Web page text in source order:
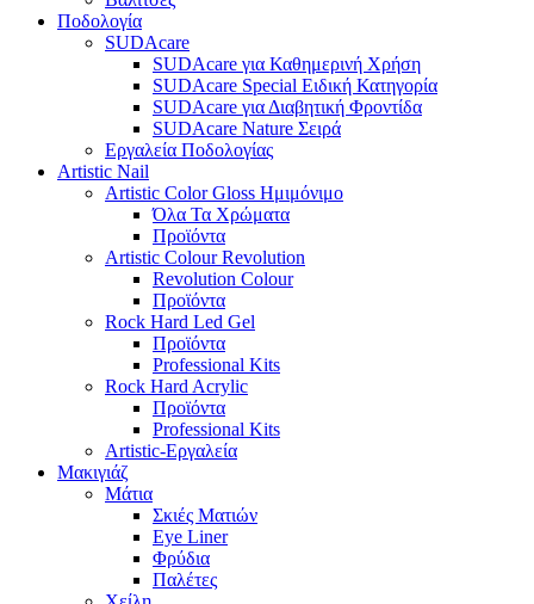
Ποδολογία
SUDAcare
SUDAcare για Καθημερινή Χρήση
SUDAcare Special Ειδική Κατηγορία
SUDAcare για Διαβητική Φροντίδα
SUDAcare Nature Σειρά
Εργαλεία Ποδολογίας
Artistic Nail
Artistic Color Gloss Ημιμόνιμο
Όλα Τα Χρώματα
Προϊόντα
Artistic Colour Revolution
Revolution Colour
Προϊόντα
Rock Hard Led Gel
Προϊόντα
Professional Kits
Rock Hard Acrylic
Προϊόντα
Professional Kits
Artistic-Εργαλεία
Μακιγιάζ
Μάτια
Σκιές Ματιών
Eye Liner
Φρύδια
Παλέτες